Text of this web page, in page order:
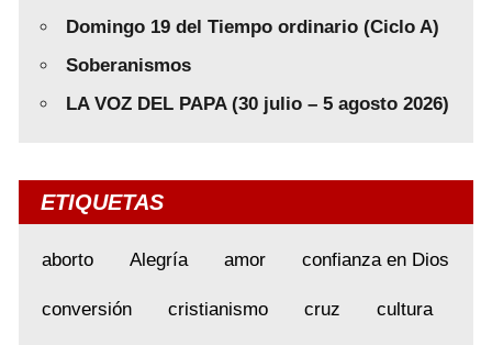
Domingo 19 del Tiempo ordinario (Ciclo A)
Soberanismos
LA VOZ DEL PAPA (30 julio – 5 agosto 2026)
ETIQUETAS
aborto Alegría amor confianza en Dios
conversión cristianismo cruz cultura